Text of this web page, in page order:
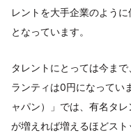
レントを大手企業のよう
となっています。
タレントにとっては今ま
ランティは0円になってい
ャパン）」では、有名タ
が増えれば増えるほどス